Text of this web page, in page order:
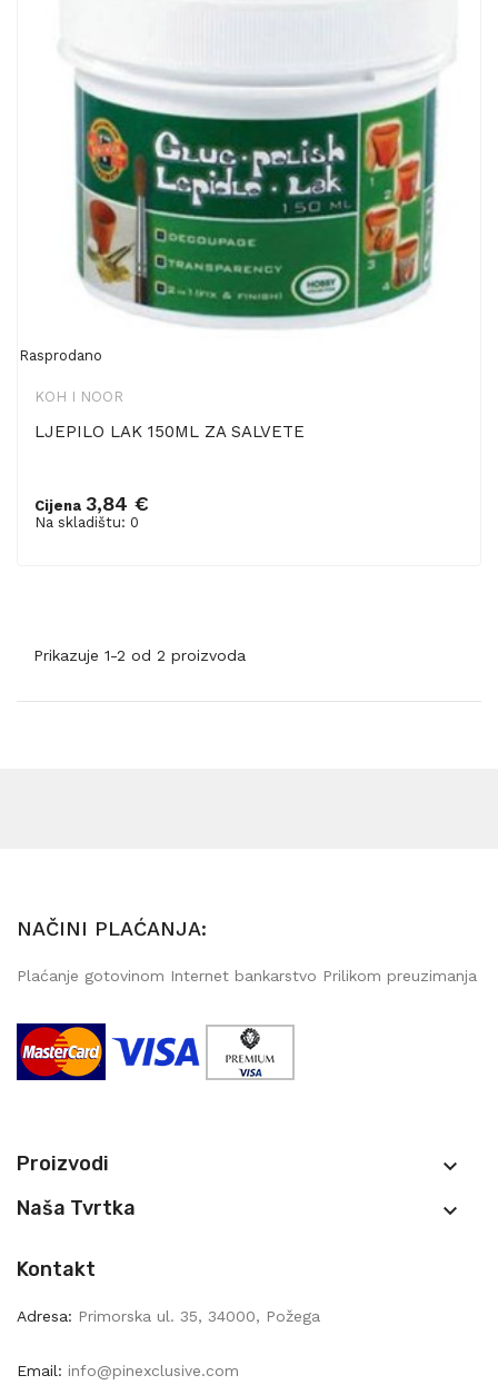
Rasprodano
KOH I NOOR
LJEPILO LAK 150ML ZA SALVETE
Cijena 3,84 €
Na skladištu: 0
Prikazuje 1-2 od 2 proizvoda
NAČINI PLAĆANJA:
Plaćanje gotovinom Internet bankarstvo Prilikom preuzimanja
Proizvodi 
Naša Tvrtka 
Kontakt
Adresa: Primorska ul. 35, 34000, Požega
Email: info@pinexclusive.com